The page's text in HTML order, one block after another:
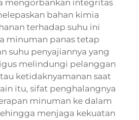
mengorbankan integritas
bahan kimia
terhadap suhu ini
minuman panas tetap
suhu penyajiannya yang
melindungi pelanggan
ketidaknyamanan saat
itu, sifat penghalangnya
minuman ke dalam
menjaga kekuatan